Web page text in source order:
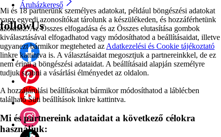
Mi és 18 partnerünk személyes adatokat, például böngészési adatokat
vagy egyedi azonosítókat tárolunk a készülékeden, és hozzáférhetünk
azokhoz. Az Összes elfogadása és az Összes elutasítása gombok
kiválasztásával elfogadhatod vagy módosíthatod a beállításaidat, illetve
ugyanezt bármikor megteheted az Adatkezelési és Cookie tájékoztató
linkre kattintva is. A választásaidat megosztjuk a partnereinkkel, de ez
nem érinti a böngészési adataidat. A beállításaid alapján személyre
tudjuk szabni a vásárlási élményedet az oldalon.
A hozzájárulási beállításokat bármikor módosíthatod a láblécben
található Süti beállítások linkre kattintva.
Mi és partnereink adataidat a következő célokra
használjuk:
Áruházkereső
followUs